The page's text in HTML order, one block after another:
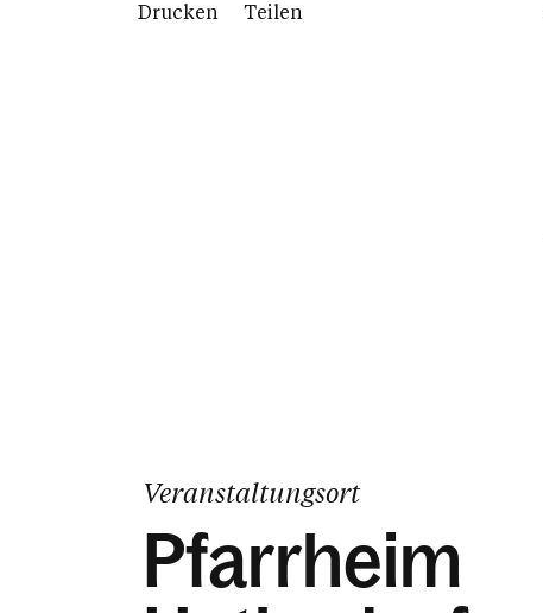
Drucken Teilen
Veranstaltungsort
Pfarrheim